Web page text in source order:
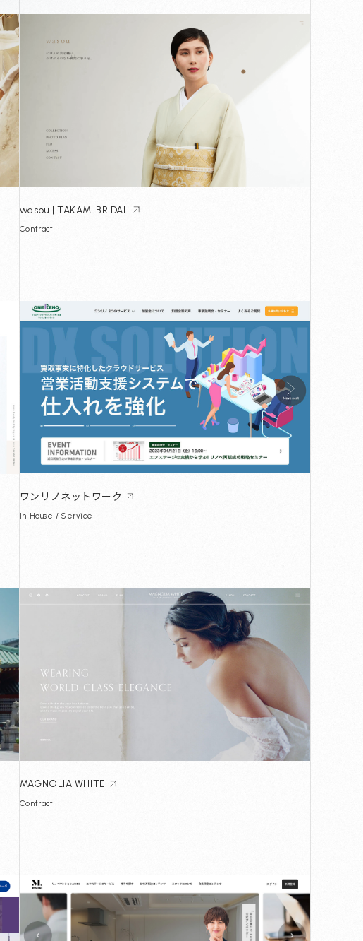
wasou | TAKAMI BRIDAL
Contract
ワンリノネットワーク
In House / Service
MAGNOLIA WHITE
Contract